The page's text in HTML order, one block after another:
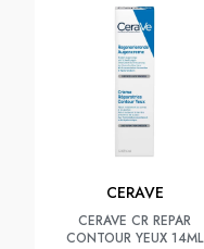
CERAVE
CERAVE CR REPAR
CONTOUR YEUX 14ML